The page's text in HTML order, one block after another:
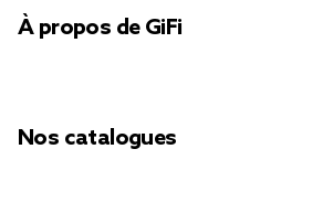
À propos de GiFi
Nos catalogues